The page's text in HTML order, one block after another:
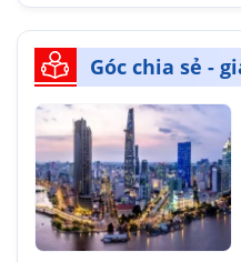
Góc chia sẻ -